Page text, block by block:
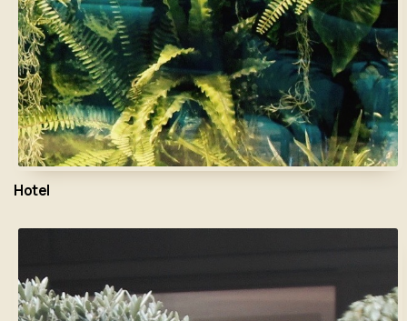
Hotel